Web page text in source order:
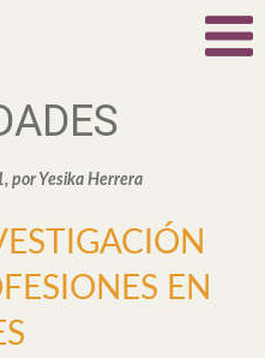
por Yesika Herrera
EN